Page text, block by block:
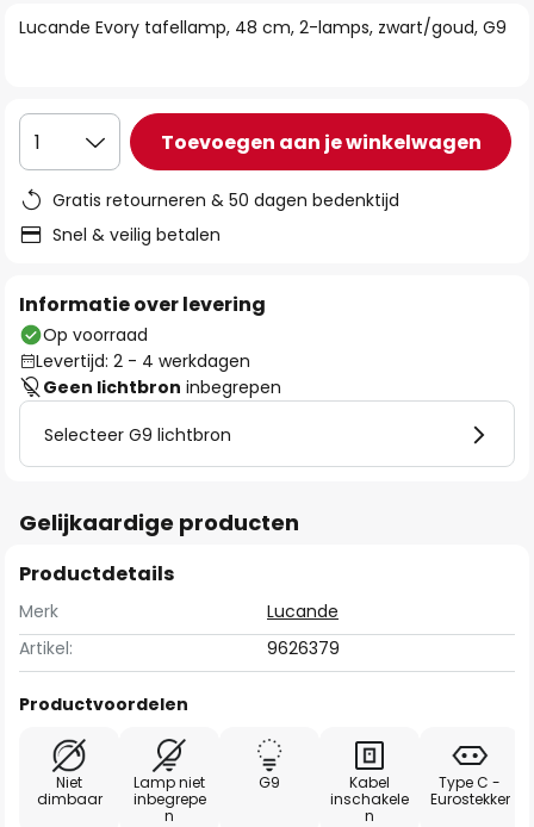
de
Lucande Evory tafellamp, 48 cm, 2-lamps, zwart/goud, G9
1 Toevoegen aan je winkelwagen
Gratis retourneren & 50 dagen bedenktijd
Snel & veilig betalen
Informatie over levering
Op voorraad
Levertijd: 2 - 4 werkdagen
Geen lichtbron inbegrepen
Selecteer G9 lichtbron
Gelijkaardige producten
Productdetails
Merk
Lucande
Artikel:
9626379
Productvoordelen
Niet
dimbaar
Lamp niet
inbegrepe
n
G9
Kabel
inschakele
n
Type C -
Eurostekker